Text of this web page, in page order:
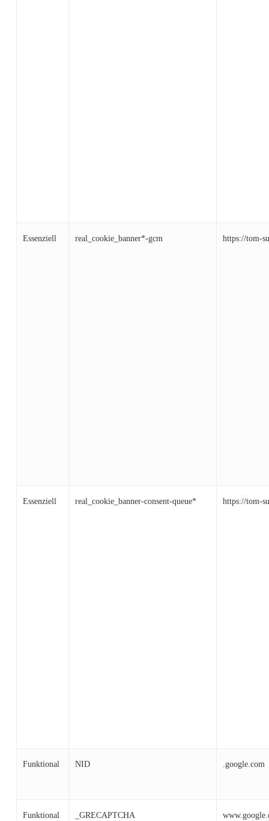
Essenziell real_cookie_banner*-gcm https://tom-
Essenziell real_cookie_banner-consent-queue* https://tom-
Funktional NID .google.com
Funktional _GRECAPTCHA